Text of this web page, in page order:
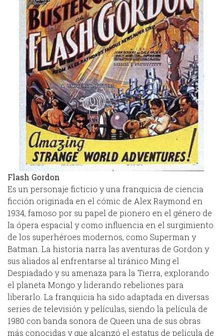
Flash Gordon
Es un personaje ficticio y una franquicia de ciencia
ficción originada en el cómic de Alex Raymond en
1934, famoso por su papel de pionero en el género de
la ópera espacial y como influencia en el surgimiento
de los superhéroes modernos, como Superman y
Batman. La historia narra las aventuras de Gordon y
sus aliados al enfrentarse al tiránico Ming el
Despiadado y su amenaza para la Tierra, explorando
el planeta Mongo y liderando rebeliones para
liberarlo. La franquicia ha sido adaptada en diversas
series de televisión y películas, siendo la película de
1980 con banda sonora de Queen una de sus obras
más conocidas y que alcanzó el estatus de película de